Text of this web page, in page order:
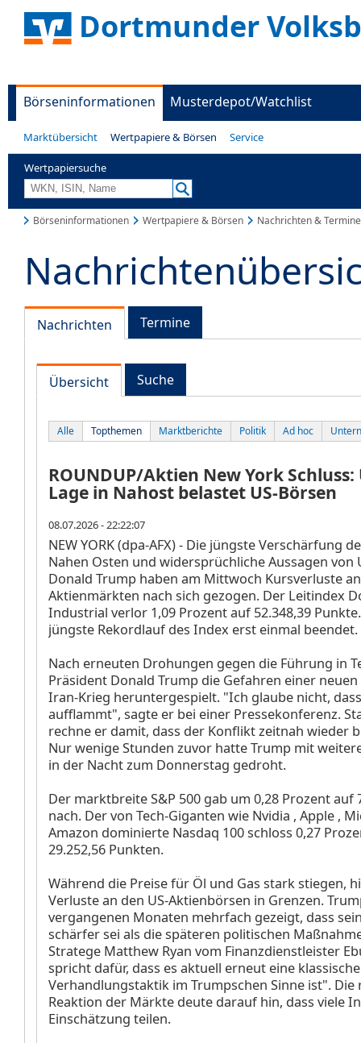
Dortmunder
Börseninformationen Musterdepot/Watchlist
Marktübersicht Wertpapiere & Börsen Service
Wertpapiersuche
Börseninformationen Wertpapiere & Börsen Nachrichten & Termine
Nachrichten Termine
Übersicht Suche
Alle Topthemen Marktberichte Politik Ad hoc
ROUNDUP/Aktien New York Schluss:
Lage in Nahost belastet US-Börsen
08.07.2026 - 22:22:07
NEW YORK (dpa-AFX) - Die jüngste Verschärfung
Nahen Osten und widersprüchliche Aussagen von
Donald Trump haben am Mittwoch Kursverluste
Aktienmärkten nach sich gezogen. Der Leitindex
Industrial verlor 1,09 Prozent auf 52.348,39
jüngste Rekordlauf des Index erst einmal beendet.
Nach erneuten Drohungen gegen die Führung in
Präsident Donald Trump die Gefahren einer
Iran-Krieg heruntergespielt. "Ich glaube nicht,
aufflammt", sagte er bei einer Pressekonferenz.
rechne er damit, dass der Konflikt zeitnah wieder
Nur wenige Stunden zuvor hatte Trump mit
in der Nacht zum Donnerstag gedroht.
Der marktbreite S&P 500 gab um 0,28 Prozent auf
nach. Der von Tech-Giganten wie Nvidia , Apple ,
Amazon dominierte Nasdaq 100schloss 0,27
29.252,56 Punkten.
Während die Preise für Öl und Gas stark stiegen,
Verluste an den US-Aktienbörsen in Grenzen.
vergangenen Monaten mehrfach gezeigt, dass
schärfer sei als die späteren politischen
Stratege Matthew Ryan vom Finanzdienstleister
spricht dafür, dass es aktuell erneut eine klassische
Verhandlungstaktik im Trumpschen Sinne ist". Die
Reaktion der Märkte deute darauf hin, dass viele
Einschätzung teilen.